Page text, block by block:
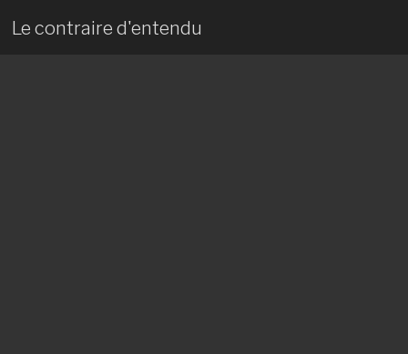
Le contraire d'entendu